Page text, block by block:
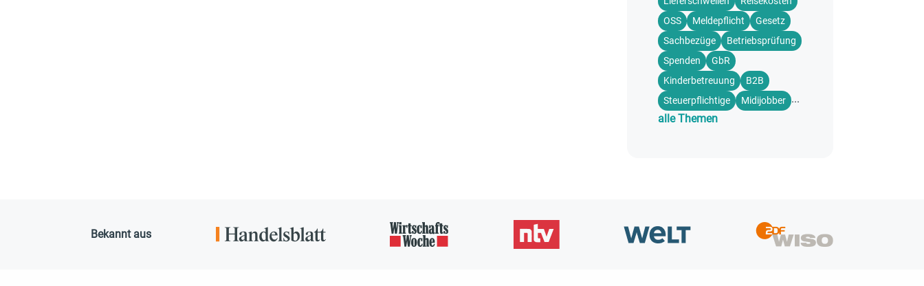
OSS
Meldepflicht
Gesetz
Sachbezüge
Betriebsprüfung
Spenden
GbR
Kinderbetreuung
B2B
Steuerpflichtige
Midijobber ...
alle Themen
Bekannt aus